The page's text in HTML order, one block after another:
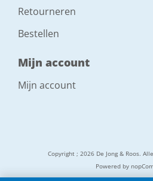
Retourneren
Bestellen
Mijn account
Mijn account
Copyright ; 2026 De Jong & Roos.
Powered by